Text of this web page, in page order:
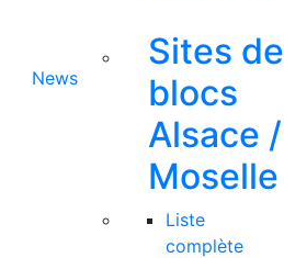
News
Sites de
blocs
Alsace /
Moselle
Liste
complète